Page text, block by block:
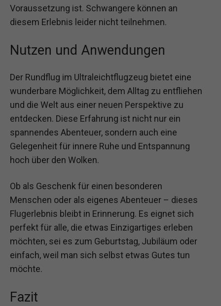
Voraussetzung ist. Schwangere können an
diesem Erlebnis leider nicht teilnehmen.
Nutzen und Anwendungen
Der Rundflug im Ultraleichtflugzeug bietet eine
wunderbare Möglichkeit, dem Alltag zu entfliehen
und die Welt aus einer neuen Perspektive zu
entdecken. Diese Erfahrung ist nicht nur ein
spannendes Abenteuer, sondern auch eine
Gelegenheit für innere Ruhe und Entspannung
hoch über den Wolken.
Ob als Geschenk für einen besonderen
Menschen oder als eigenes Abenteuer – dieses
Flugerlebnis bleibt in Erinnerung. Es eignet sich
perfekt für alle, die etwas Einzigartiges erleben
möchten, sei es zum Geburtstag, Jubiläum oder
einfach, weil man sich selbst etwas Gutes tun
möchte.
Fazit